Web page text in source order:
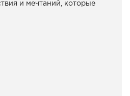
и мечтаний, которые